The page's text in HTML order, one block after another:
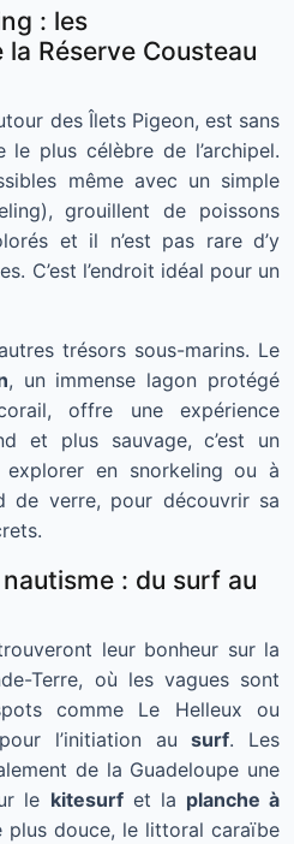
: les
Réserve Cousteau
des Îlets Pigeon, est sans
plus célèbre de l’archipel.
même avec un simple
grouillent de poissons
et il n’est pas rare d’y
C’est l’endroit idéal pour un
trésors sous-marins. Le
, un immense lagon protégé
offre une expérience
et plus sauvage, c’est un
explorer en snorkeling ou à
de verre, pour découvrir sa
: du surf au
leur bonheur sur la
Terre, où les vagues sont
comme Le Helleux ou
l’initiation ausurf. Les
de la Guadeloupe une
le kitesurfet la planche à
plus douce, le littoral caraïbe